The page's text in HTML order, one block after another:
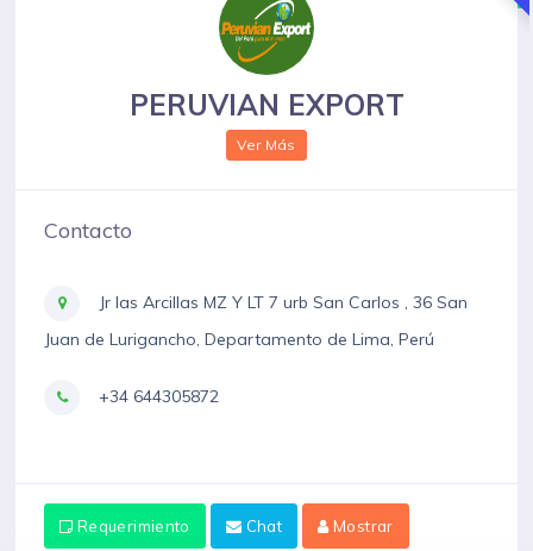
PERUVIAN EXPORT
Ver Más
Contacto
Jr las Arcillas MZ Y LT 7 urb San Carlos , 36 San
Juan de Lurigancho, Departamento de Lima, Perú
+34 644305872
Requerimiento Chat Mostrar